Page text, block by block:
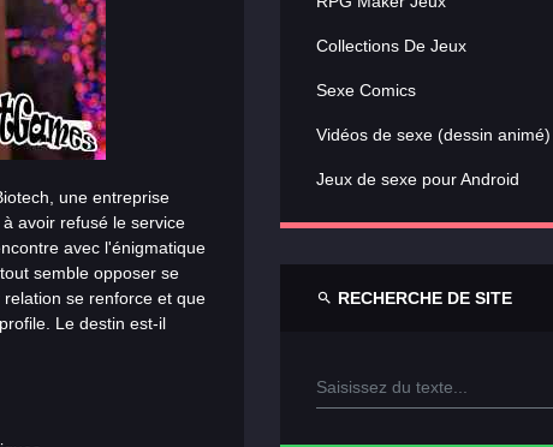
une entreprise
avoir refusé le service
avec l'énigmatique
semble opposer se
se renforce et que
Le destin est-il
Collections De Jeux
Sexe Comics
Vidéos de sexe (dessin animé)
Jeux de sexe pour Android
RECHERCHE DE SITE